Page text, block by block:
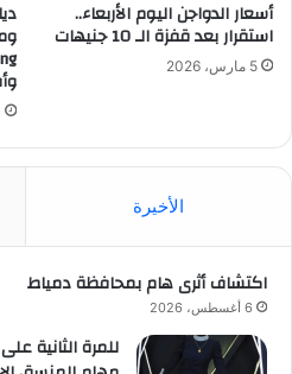
أسعار الدواجن اليوم الأربعاء..
استقرار بعد قفزة الـ 10 جنيهات
5 مارس، 2026
الأخيرة
اكتشاف أثرى هام بمحافظة دمياط
6 أغسطس، 2026
للمرة الثانية